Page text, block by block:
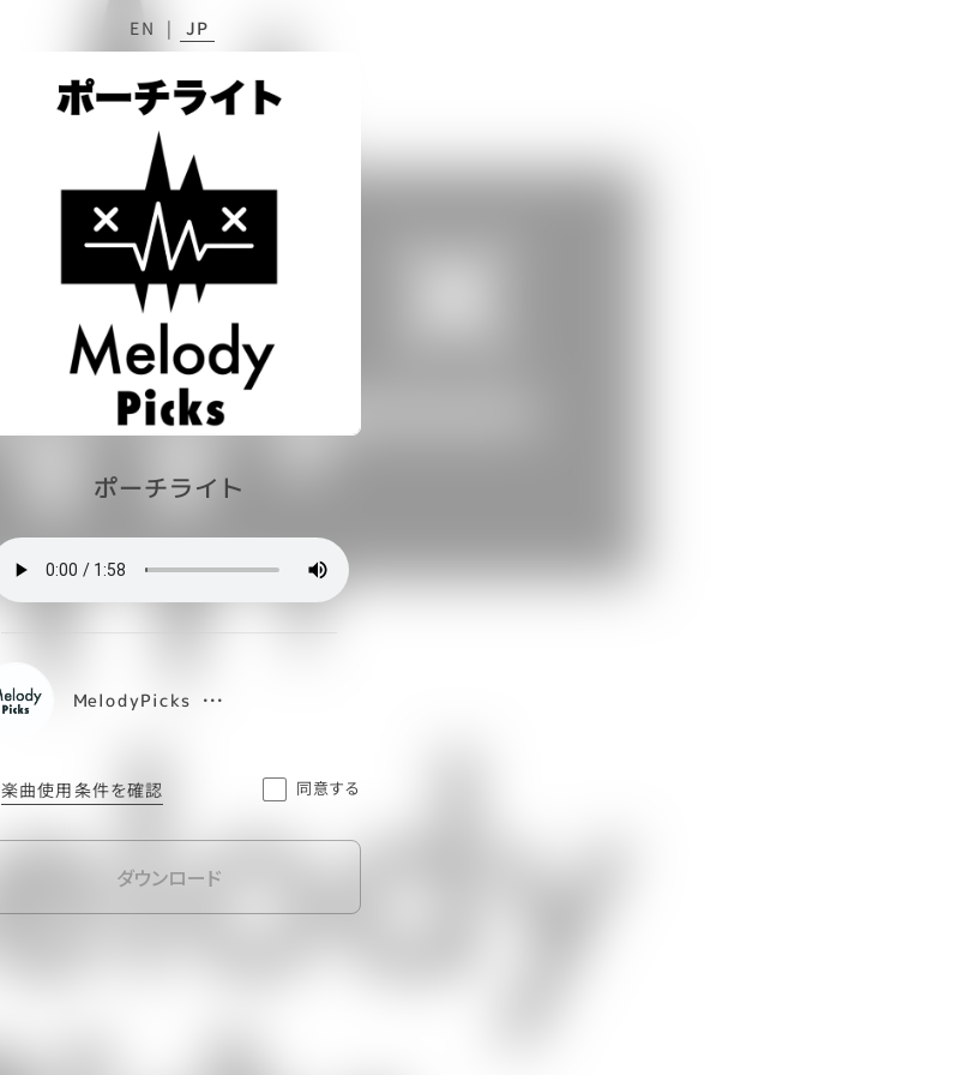
EN | JP
ポーチライト
MelodyPicks
楽曲使用条件を確認 同意する